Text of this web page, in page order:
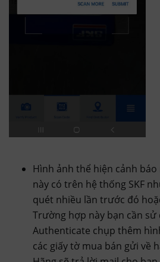
Hình ảnh thể hiện cảnh báo
này có trên hệ thống SKF
quét nhiều lần trước đó
Trường hợp này bạn cần sử
Authenticate chụp thêm
các giấy tờ mua bán gửi về